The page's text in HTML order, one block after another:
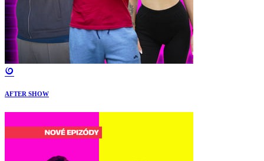
AFTER SHOW